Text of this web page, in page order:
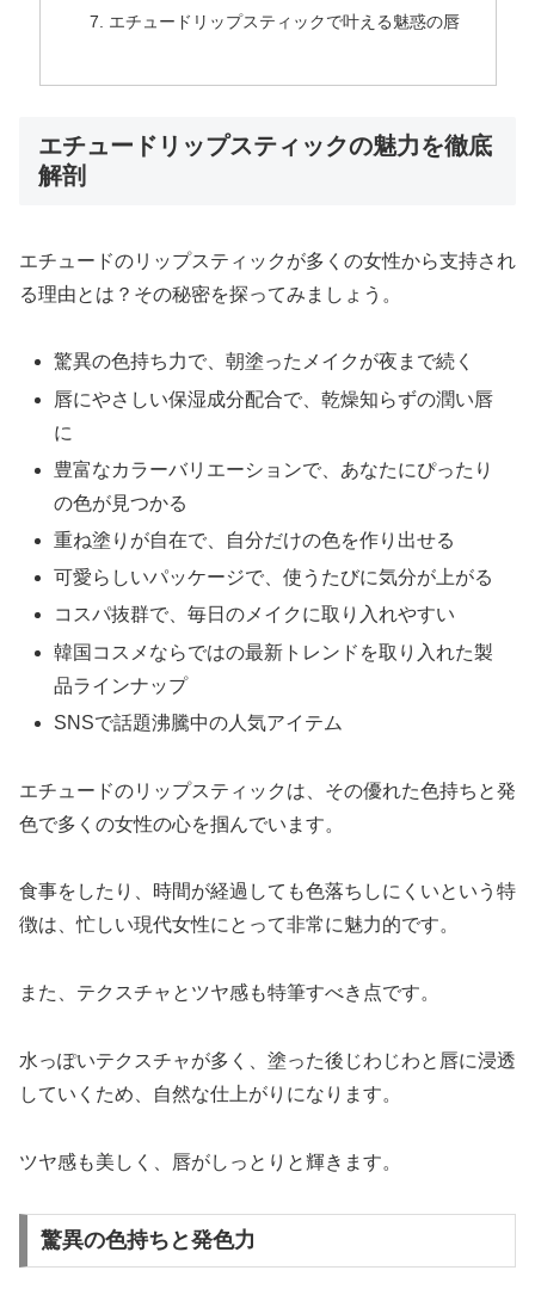
エチュードリップスティックで叶える魅惑の唇
エチュードリップスティックの魅力を徹底
解剖
エチュードのリップスティックが多くの女性から支持され
る理由とは？その秘密を探ってみましょう。
驚異の色持ち力で、朝塗ったメイクが夜まで続く
唇にやさしい保湿成分配合で、乾燥知らずの潤い唇
に
豊富なカラーバリエーションで、あなたにぴったり
の色が見つかる
重ね塗りが自在で、自分だけの色を作り出せる
可愛らしいパッケージで、使うたびに気分が上がる
コスパ抜群で、毎日のメイクに取り入れやすい
韓国コスメならではの最新トレンドを取り入れた製
品ラインナップ
SNSで話題沸騰中の人気アイテム
エチュードのリップスティックは、その優れた色持ちと発
色で多くの女性の心を掴んでいます。
食事をしたり、時間が経過しても色落ちしにくいという特
徴は、忙しい現代女性にとって非常に魅力的です。
また、テクスチャとツヤ感も特筆すべき点です。
水っぽいテクスチャが多く、塗った後じわじわと唇に浸透
していくため、自然な仕上がりになります。
ツヤ感も美しく、唇がしっとりと輝きます。
驚異の色持ちと発色力